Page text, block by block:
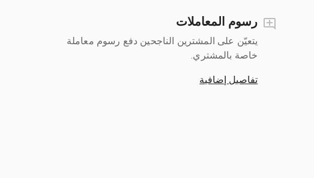
رسوم المعاملات
يتعيّن على المشترين الناجحين دفع رسوم معاملة
خاصة بالمشتري.
تفاصيل إضافية